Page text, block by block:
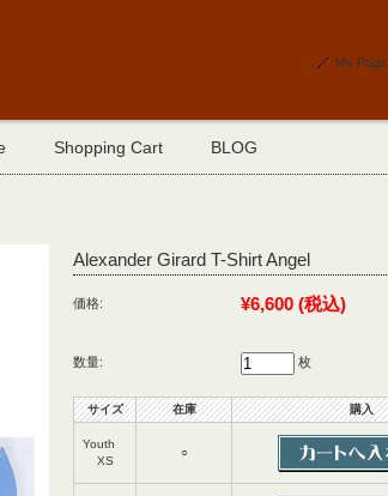
My Page
Shopping Cart BLOG
Alexander Girard T-Shirt Angel
価格: ¥6,600 (税込)
数量: 枚
サイズ 在庫 購入
Youth
XS
○